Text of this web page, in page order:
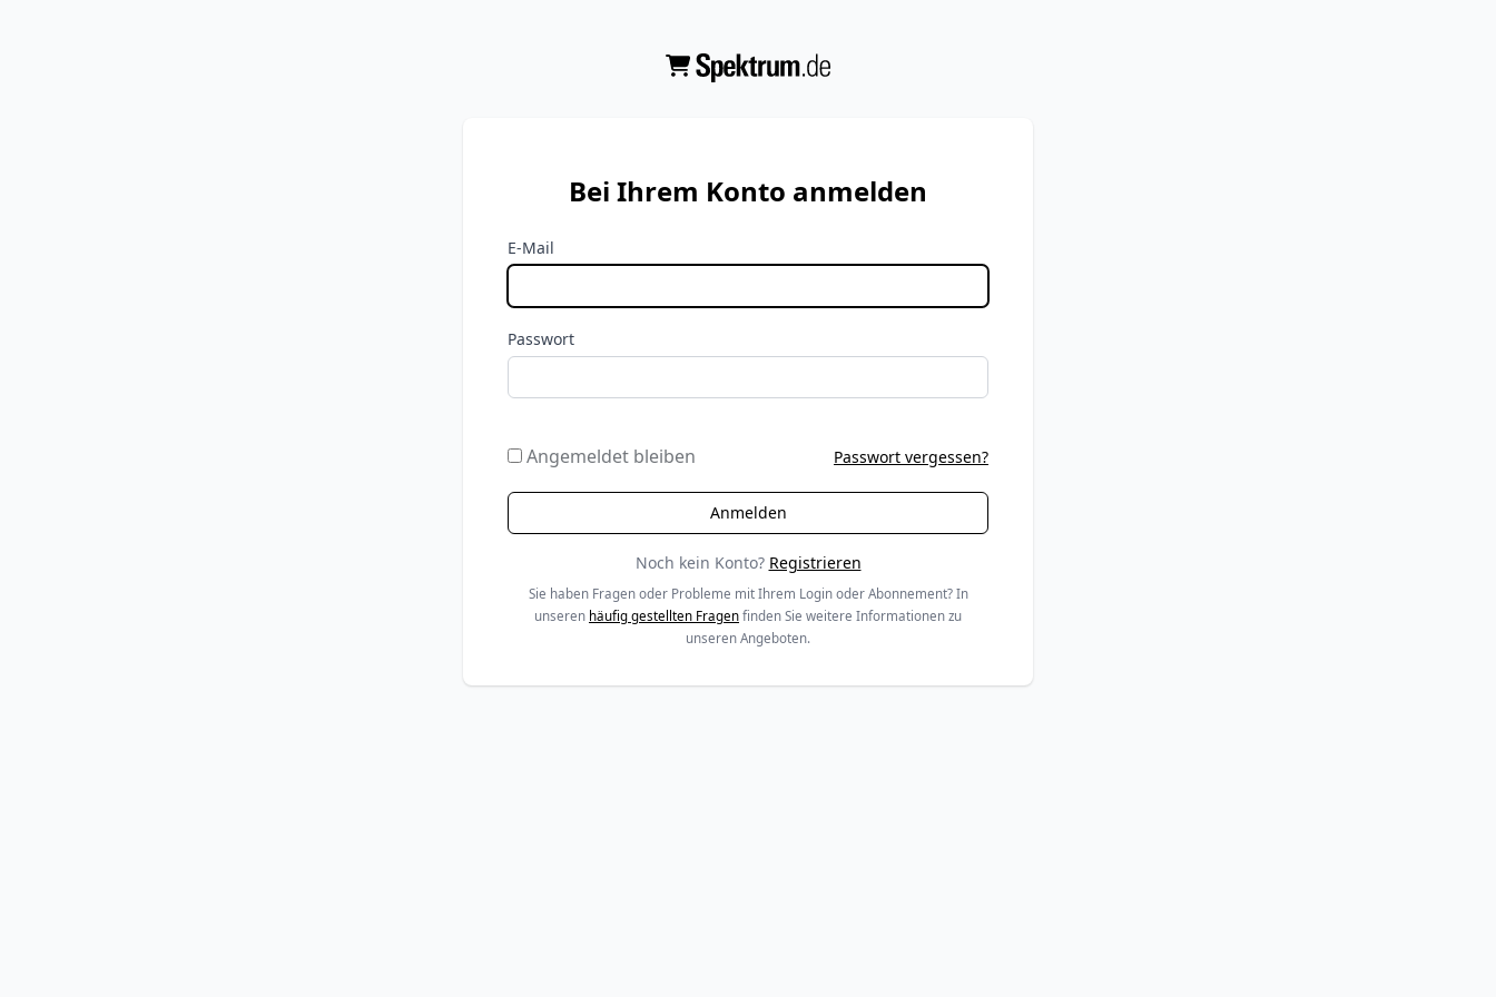
Bei Ihrem Konto anmelden
E-Mail
Passwort
Angemeldet bleiben Passwort vergessen?
Noch kein Konto? Registrieren
Sie haben Fragen oder Probleme mit Ihrem Login oder Abonnement? In
unseren häufig gestellten Fragen finden Sie weitere Informationen zu
unseren Angeboten.